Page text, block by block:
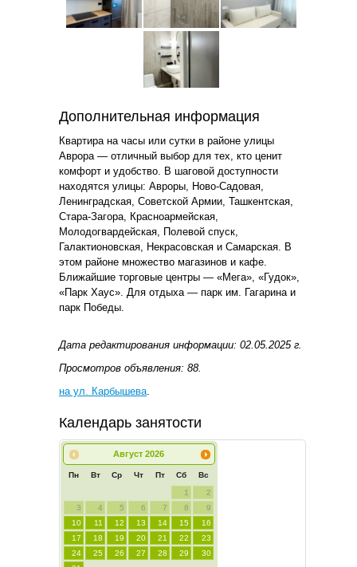
Дополнительная информация
Квартира на часы или сутки в районе улицы
Аврора — отличный выбор для тех, кто ценит
комфорт и удобство. В шаговой доступности
находятся улицы: Авроры, Ново-Садовая,
Ленинградская, Советской Армии, Ташкентская,
Стара-Загора, Красноармейская,
Молодогвардейская, Полевой спуск,
Галактионовская, Некрасовская и Самарская. В
этом районе множество магазинов и кафе.
Ближайшие торговые центры — «Мега», «Гудок»,
«Парк Хаус». Для отдыха — парк им. Гагарина и
парк Победы.
Дата редактирования информации: 02.05.2025 г.
Просмотров объявления: 88.
на ул. Карбышева
Календарь занятости
Август 2026
Пн Вт Ср Чт Пт Сб Вс
1
2
3
4 5 6 7 8
9
10
11 12 13 14 15
16
17
18 19 20 21 22
23
24
25 26 27 28 29
30